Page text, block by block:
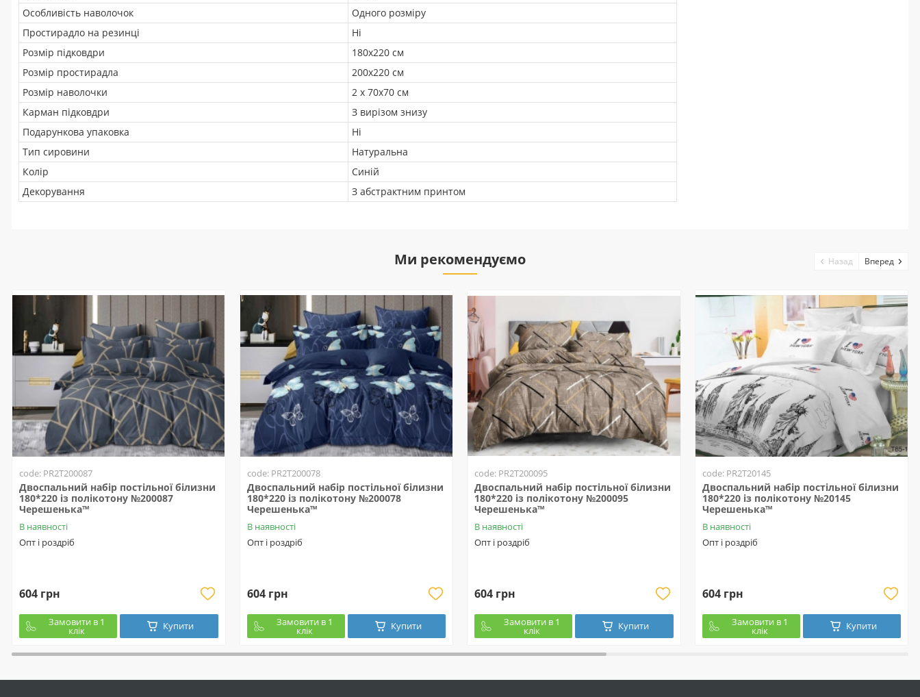
Особливість наволочок
Одного розміру
Простирадло на резинці
Ні
Розмір підковдри
180х220 см
Розмір простирадла
200х220 см
Розмір наволочки
2 х 70х70 см
Карман підковдри
З вирізом знизу
Подарункова упаковка
Ні
Тип сировини
Натуральна
Колір
Синій
Декорування
З абстрактним принтом
Ми рекомендуємо
code: PR2T200087
Двоспальний набір постільної білизни
180*220 із полікотону №200087
Черешенька™
В наявності
Опт і роздріб
604 грн
Замовити в 1
клік Купити
code: PR2T200078
Двоспальний набір постільної білизни
180*220 із полікотону №200078
Черешенька™
В наявності
Опт і роздріб
604 грн
Замовити в 1
клік Купити
code: PR2T200095
Двоспальний набір постільної білизни
180*220 із полікотону №200095
Черешенька™
В наявності
Опт і роздріб
604 грн
Замовити в 1
клік Купити
code: PR2T20145
Двоспальний набір постільної білизни
180*220 із полікотону №20145
Черешенька™
В наявності
Опт і роздріб
604 грн
Замовити в 1
клік Купити
Назад Вперед